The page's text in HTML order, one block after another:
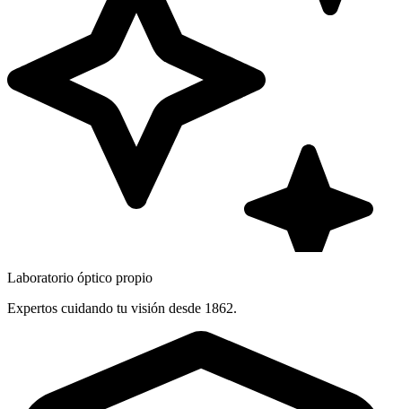
Laboratorio óptico propio
Expertos cuidando tu visión desde 1862.